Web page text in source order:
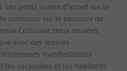
Les petits jouent d'abord sur le
continuer sur le parcours de
Culturale, deux musées,
avec des œuvres
manifestations
vacanciers et les habitants.